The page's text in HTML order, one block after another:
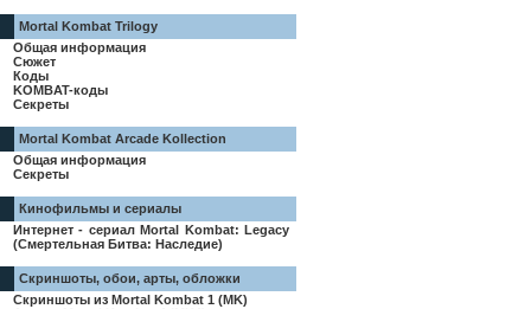
Mortal Kombat Trilogy
Общая информация
Сюжет
Коды
KOMBAT-коды
Секреты
Mortal Kombat Arcade Kollection
Общая информация
Секреты
Кинофильмы и сериалы
Интернет - сериал Mortal Kombat: Legacy
(Смертельная Битва: Наследие)
Скриншоты, обои, арты, обложки
Скриншоты из Mortal Kombat 1 (MK)